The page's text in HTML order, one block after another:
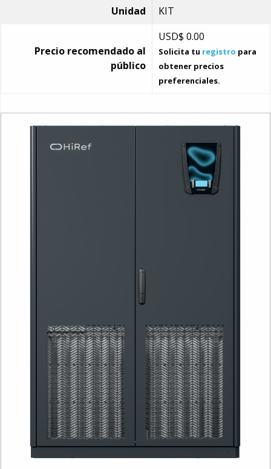
Unidad
KIT
Precio recomendado al
público
USD$ 0.00
Solicita tu registro para
obtener precios
preferenciales.